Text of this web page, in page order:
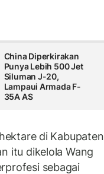
China Diperkirakan
Punya Lebih 500 Jet
Siluman J-20,
Lampaui Armada F-
35A AS
di Kabupaten
itu dikelola Wang
sebagai